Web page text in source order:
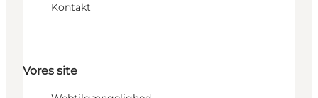
Kontakt
Vores site